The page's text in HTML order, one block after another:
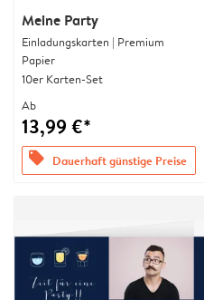
Meine Party
Einladungskarten | Premium
Papier
10er Karten-Set
Ab
13,99 €*
offers Dauerhaft günstige Preise